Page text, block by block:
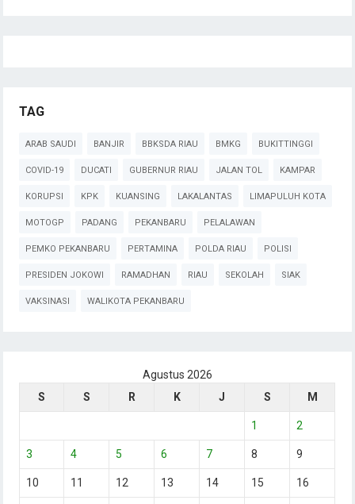
TAG
ARAB SAUDI BANJIR BBKSDA RIAU BMKG BUKITTINGGI
COVID-19 DUCATI GUBERNUR RIAU JALAN TOL KAMPAR
KORUPSI KPK KUANSING LAKALANTAS LIMAPULUH KOTA
MOTOGP PADANG PEKANBARU PELALAWAN
PEMKO PEKANBARU PERTAMINA POLDA RIAU POLISI
PRESIDEN JOKOWI RAMADHAN RIAU SEKOLAH SIAK
VAKSINASI WALIKOTA PEKANBARU
Agustus 2026
S
S R K J S M
1 2
3 4 5 6 7 8 9
10 11 12 13 14 15 16